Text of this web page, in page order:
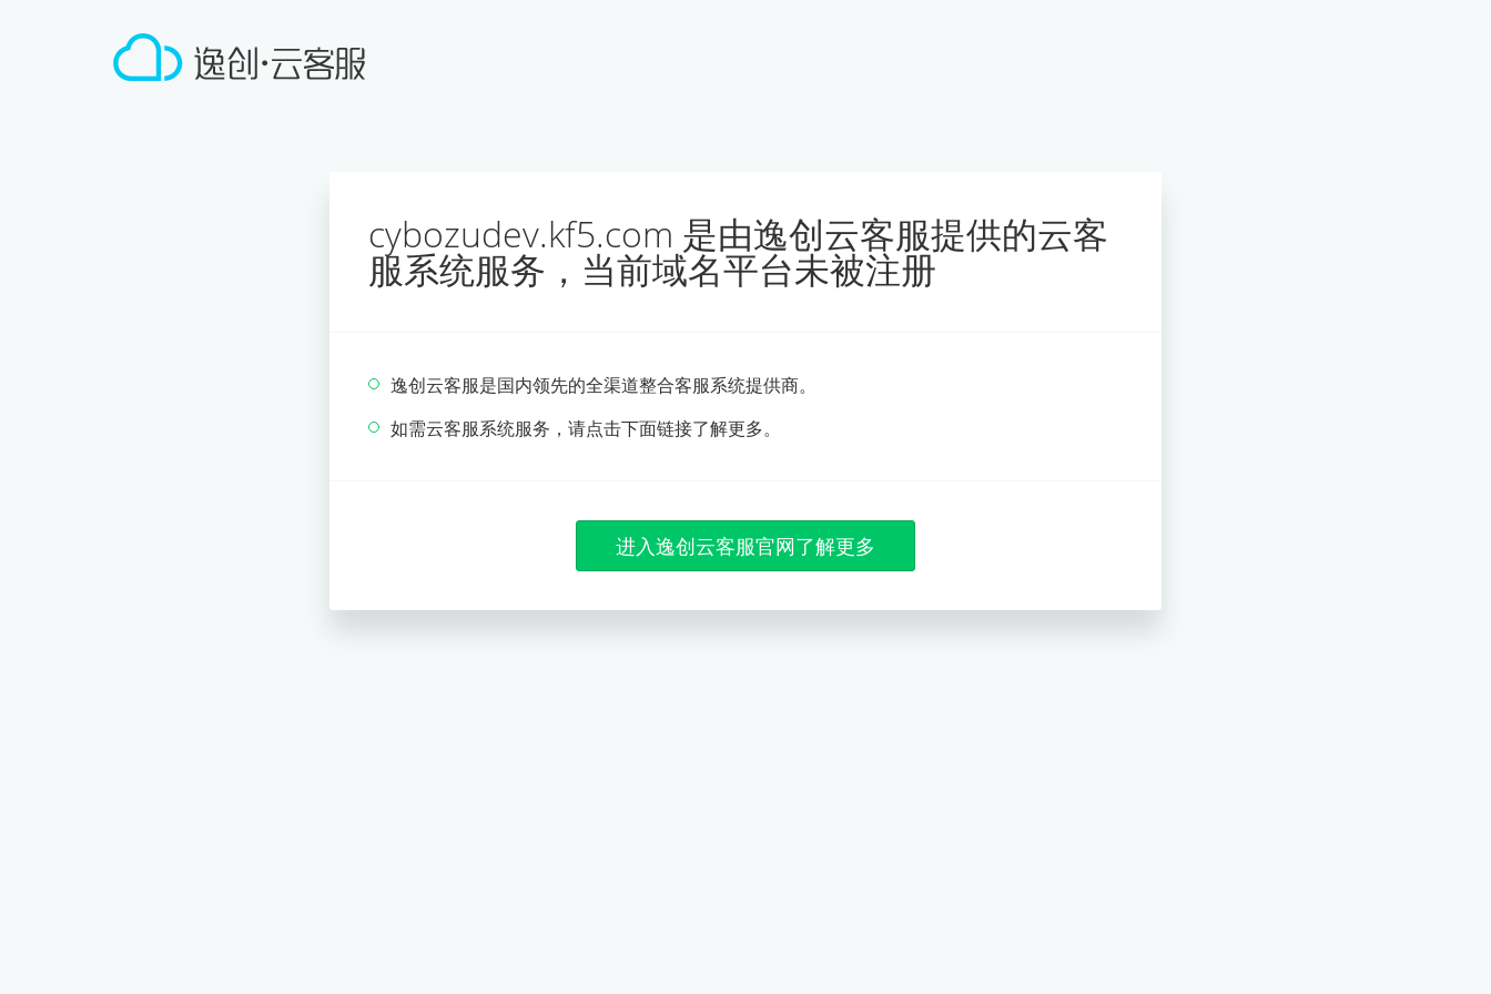
cybozudev.kf5.com 是由逸创云客服提供的云客
服系统服务，当前域名平台未被注册
逸创云客服是国内领先的全渠道整合客服系统提供商。
如需云客服系统服务，请点击下面链接了解更多。
进入逸创云客服官网了解更多